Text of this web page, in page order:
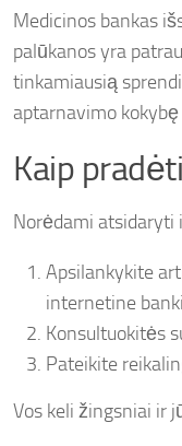
Medicinos bankas
palūkanos yra
tinkamiausią
aptarnavimo
Kaip
Norėdami atsidaryti
Apsilankykite
internetine
Konsultuokitės
Pateikite
Vos keli žingsniai ir